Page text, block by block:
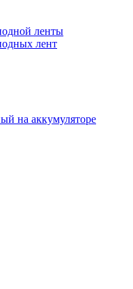
ленты
лент
на аккумуляторе